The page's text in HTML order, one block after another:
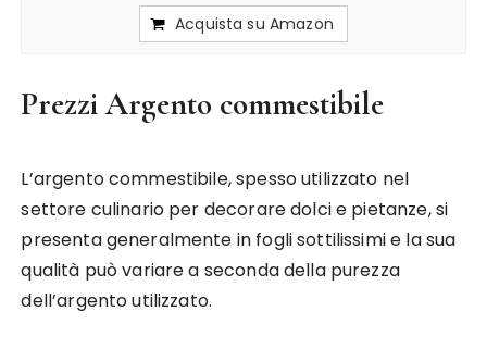
Acquista su Amazon
Prezzi Argento commestibile
L’argento commestibile, spesso utilizzato nel
settore culinario per decorare dolci e pietanze, si
presenta generalmente in fogli sottilissimi e la sua
qualità può variare a seconda della purezza
dell’argento utilizzato.